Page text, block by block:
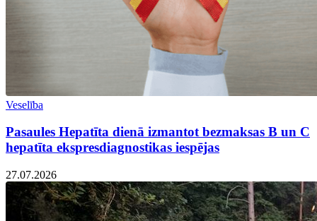
Veselība
Pasaules Hepatīta dienā izmantot bezmaksas B un C
hepatīta ekspresdiagnostikas iespējas
27.07.2026